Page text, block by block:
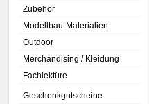
Zubehör
Modellbau-Materialien
Outdoor
Merchandising / Kleidung
Fachlektüre
Geschenkgutscheine